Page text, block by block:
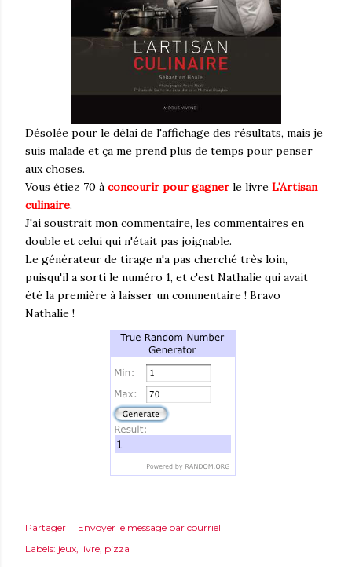
Désolée pour le délai de l'affichage des résultats, mais je
suis malade et ça me prend plus de temps pour penser
aux choses.
Vous étiez 70 à concourir pour gagner le livre L'Artisan
culinaire.
J'ai soustrait mon commentaire, les commentaires en
double et celui qui n'était pas joignable.
Le générateur de tirage n'a pas cherché très loin,
puisqu'il a sorti le numéro 1, et c'est Nathalie qui avait
été la première à laisser un commentaire ! Bravo
Nathalie !
Partager
Envoyer le message par courriel
Labels: jeux livre pizza